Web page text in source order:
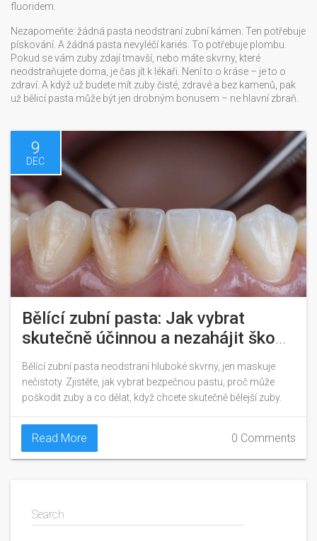
fluoridem.
Nezapomeňte: žádná pasta neodstraní zubní kámen. Ten potřebuje
pískování. A žádná pasta nevyléčí kariés. To potřebuje plombu.
Pokud se vám zuby zdají tmavší, nebo máte skvrny, které
neodstraňujete doma, je čas jít k lékaři. Není to o kráse – je to o
zdraví. A když už budete mít zuby čisté, zdravé a bez kamenů, pak
už bělicí pasta může být jen drobným bonusem – ne hlavní zbraň.
9
DEC
Bělící zubní pasta: Jak vybrat
skutečně účinnou a nezahájit škodu
na zubech
Bělící zubní pasta neodstraní hluboké skvrny, jen maskuje
nečistoty. Zjistěte, jak vybrat bezpečnou pastu, proč může
poškodit zuby a co dělat, když chcete skutečně bělejší zuby.
Read More 0 Comments
Search